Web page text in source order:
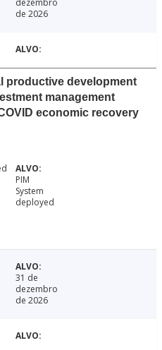
dezembro
de 2026
productive development
management
economic recovery
PIM
System
deployed
31 de
dezembro
de 2026